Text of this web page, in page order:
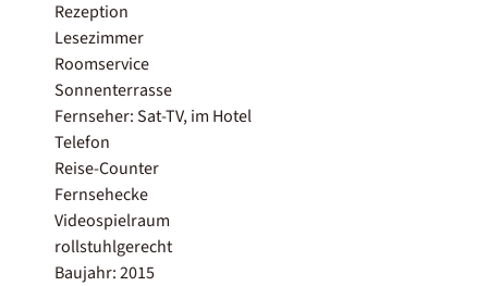
Rezeption
Lesezimmer
Roomservice
Sonnenterrasse
Fernseher: Sat-TV, im Hotel
Telefon
Reise-Counter
Fernsehecke
Videospielraum
rollstuhlgerecht
Baujahr: 2015